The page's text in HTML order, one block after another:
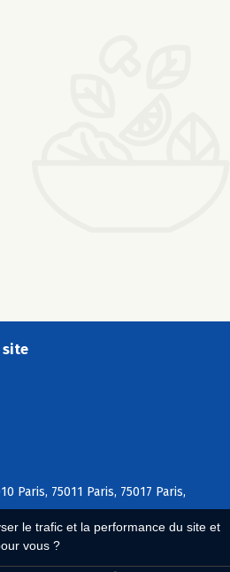
le trafic et la performance du site et
vous ?
site
Paris, 75011 Paris, 75017 Paris,